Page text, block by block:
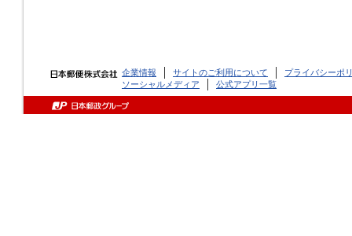
企業情報 サイトのご利用について
プライバシーポ
ソーシャルメディア
公式アプリ一覧